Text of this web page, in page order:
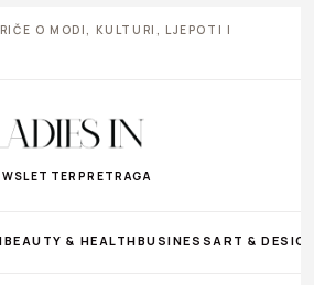
O MODI, KULTURI, LJEPOTI I
PRETRAGA
BEAUTY & HEALTHBUSINESS ART &